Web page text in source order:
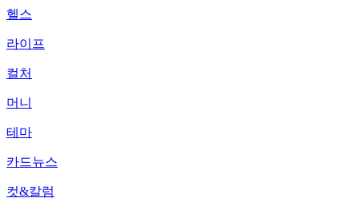
헬스
라이프
컬처
머니
테마
카드뉴스
컷&칼럼